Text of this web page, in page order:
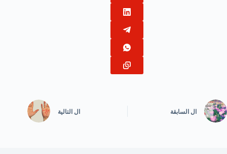
ال السابقة ال التالية